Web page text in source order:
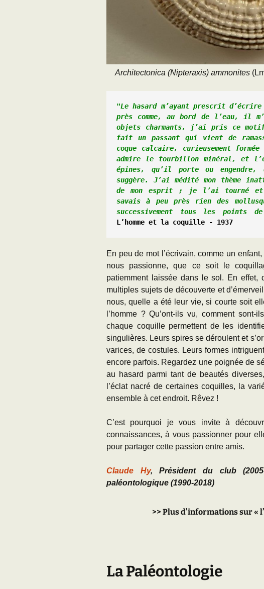
Architectonica (Nipteraxis) ammonites
"Le hasard m’ayant prescrit
près comme, au bord de l’eau, il
objets charmants, j’ai pris ce
fait un passant qui vient de
coque calcaire, curieusement
admire le tourbillon minéral, et
épines, qu’il porte ou engendre,
suggère. J’ai médité mon thème
de mon esprit ; je l’ai tourné et
savais à peu près rien des
successivement tous les points
L’homme et la coquille - 1937
En peu de mot l’écrivain, comme un
nous passionne, que ce soit le
patiemment laissée dans le sol. En effet,
multiples sujets de découverte et
nous, quelle a été leur vie, si courte soit
l’homme ? Qu’ont-ils vu, comment
chaque coquille permettent de les
singulières. Leurs spires se déroulent et
varices, de costules. Leurs formes
encore parfois. Regardez une poignée de
au hasard parmi tant de beautés
l’éclat nacré de certaines coquilles, la
ensemble à cet endroit. Rêvez !
C’est pourquoi je vous invite à
connaissances, à vous passionner pour
pour partager cette passion entre amis.
Claude Hy, Président du club
paléontologique (1990-2018)
>> Plus d’informations sur «
La Paléontologie